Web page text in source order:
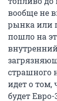
вообще не
рынка или
пошло на
страшного
идет о том,
будет